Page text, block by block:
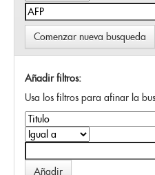
Comenzar nueva busqueda
Añadir filtros:
Usa los filtros para afinar la